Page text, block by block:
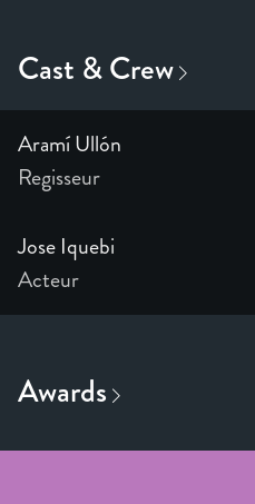
Aramí Ullón
Regisseur
Jose Iquebi
Acteur